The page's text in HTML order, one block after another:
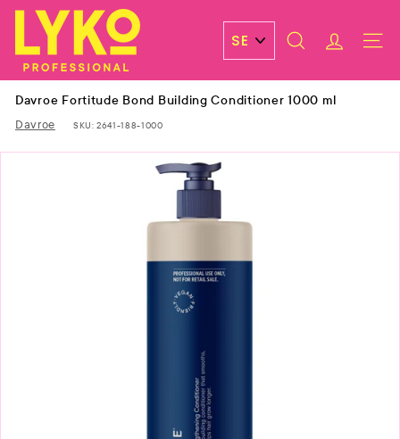
Skip
content
L
y
k
o
P
r
o
SEARCH SITE
Davroe Fortitude Bond Building Conditioner 1000 ml
Davroe SKU:2641-188-1000